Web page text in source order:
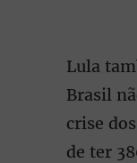
Lula
Brasil
crise
de ter